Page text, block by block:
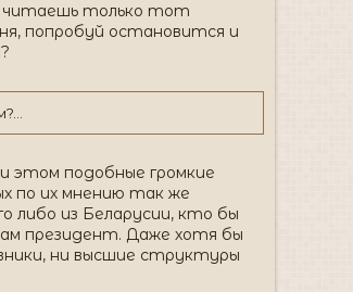
читаешь только тот
попробуй остановится и
этом подобные громкие
по их мнению так же
из Беларусии, кто бы
президент. Даже хотя бы
ни высшие структуры